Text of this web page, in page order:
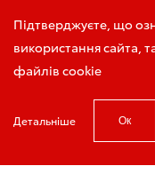
Підтверджуєте, що
використання сайта,
файлів cookie
Детальніше Ок
Виклик консультанта
Головна Модельний